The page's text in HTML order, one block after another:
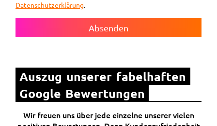
Datenschutzerklärung.
Absenden
Auszug unserer fabelhaften
Google Bewertungen
Wir freuen uns über jede einzelne unserer vielen